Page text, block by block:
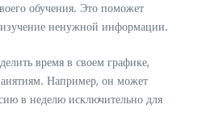
обучения. Это поможет
ненужной информации.
время в своем графике,
Например, он может
в неделю исключительно для